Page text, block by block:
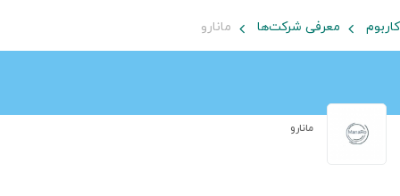
کاربوم معرفی شرکت‌ها مانارو
مانارو